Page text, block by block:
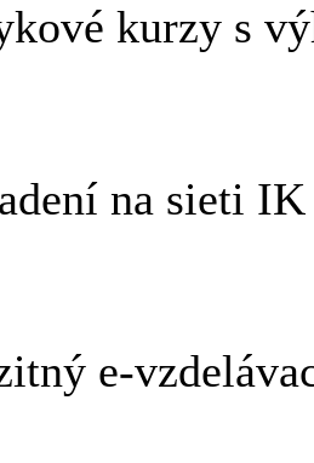
kurzy s
na sieti
e-